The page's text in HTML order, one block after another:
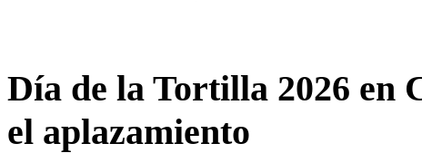
Día de la Tortilla 2026 en
el aplazamiento